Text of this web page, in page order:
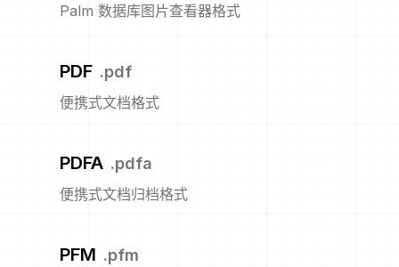
Palm 数据库图片查看器格式
PDF .pdf
便携式文档格式
PDFA .pdfa
便携式文档归档格式
PFM .pfm